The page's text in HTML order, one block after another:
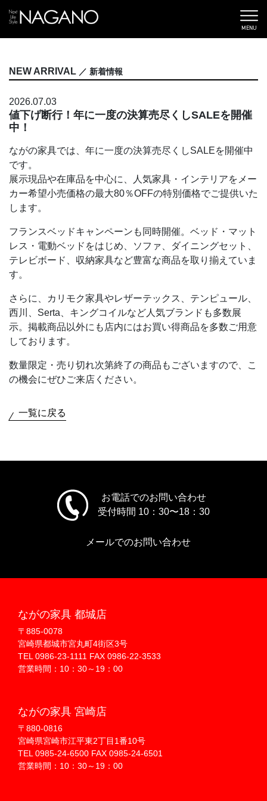
MENU
NEW ARRIVAL ／ 新着情報
2026.07.03
値下げ断行！年に一度の決算売尽くしSALEを開催
中！
ながの家具では、年に一度の決算売尽くしSALEを開催中
です。
展示現品や在庫品を中心に、人気家具・インテリアをメー
カー希望小売価格の最大80％OFFの特別価格でご提供いた
します。
フランスベッドキャンペーンも同時開催。ベッド・マット
レス・電動ベッドをはじめ、ソファ、ダイニングセット、
テレビボード、収納家具など豊富な商品を取り揃えていま
す。
さらに、カリモク家具やレザーテックス、テンピュール、
西川、Serta、キングコイルなど人気ブランドも多数展
示。掲載商品以外にも店内にはお買い得商品を多数ご用意
しております。
数量限定・売り切れ次第終了の商品もございますので、こ
の機会にぜひご来店ください。
一覧に戻る
お電話でのお問い合わせ
受付時間 10：30〜18：30
メールでのお問い合わせ
ながの家具 都城店
〒885-0078
宮崎県都城市宮丸町4街区3号
TEL 0986-23-1111 FAX 0986-22-3533
営業時間：10：30～19：00
ながの家具 宮崎店
〒880-0816
宮崎県宮崎市江平東2丁目1番10号
TEL 0985-24-6500 FAX 0985-24-6501
営業時間：10：30～19：00